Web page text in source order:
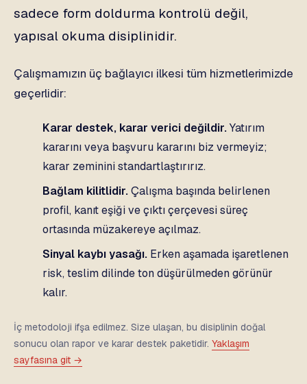
sadece form doldurma kontrolü değil,
yapısal okuma disiplinidir.
Çalışmamızın üç bağlayıcı ilkesi tüm hizmetlerimizde
geçerlidir:
Karar destek, karar verici değildir.Yatırım
kararını veya başvuru kararını biz vermeyiz;
karar zeminini standartlaştırırız.
Bağlam kilitlidir.Çalışma başında belirlenen
profil, kanıt eşiği ve çıktı çerçevesi süreç
ortasında müzakereye açılmaz.
Sinyal kaybı yasağı. Erken aşamada işaretlenen
risk, teslim dilinde ton düşürülmeden görünür
kalır.
İç metodoloji ifşa edilmez. Size ulaşan, bu disiplinin doğal
sonucu olan rapor ve karar destek paketidir. Yaklaşım
sayfasına git →